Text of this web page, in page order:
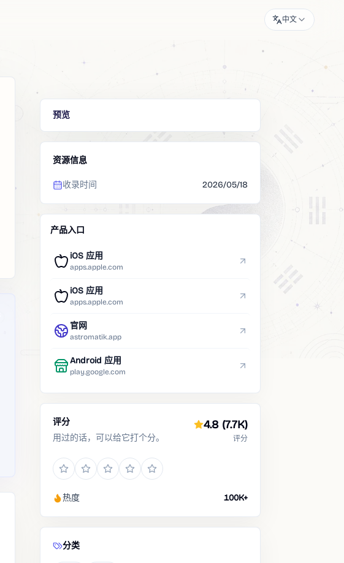
中文
预览
资源信息
收录时间 2026/05/18
产品入口
iOS 应用
apps.apple.com
iOS 应用
apps.apple.com
官网
astromatik.app
Android 应用
play.google.com
评分
用过的话，可以给它打个分。
4.8 (7.7K)
评分
热度 100K+
分类